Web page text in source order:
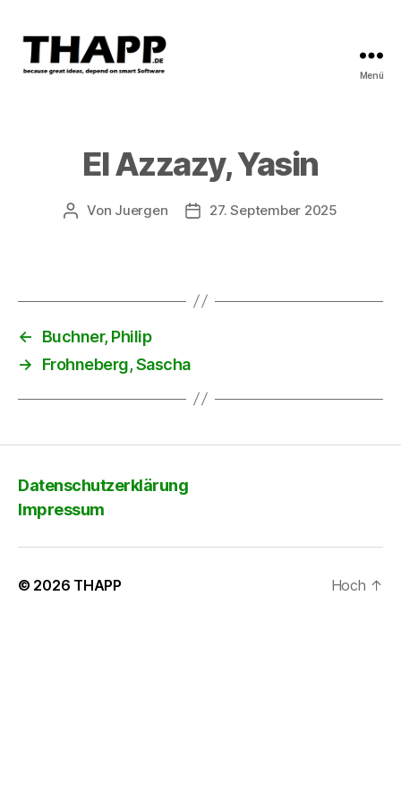
Menü
El Azzazy, Yasin
Beitragsautor
Von Juergen Beitragsdatum
27. September 2025
←
Buchner, Philip
→
Frohneberg, Sascha
Datenschutzerklärung
Impressum
© 2026 THAPP Hoch ↑